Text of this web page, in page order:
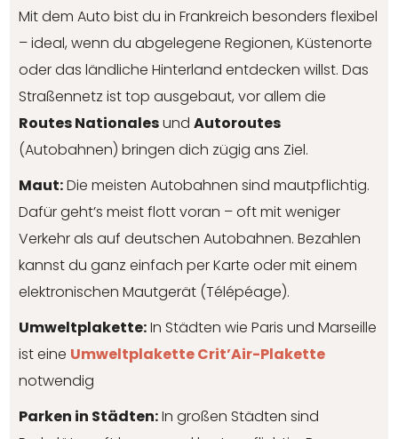
Mit dem Auto bist du in Frankreich besonders flexibel
– ideal, wenn du abgelegene Regionen, Küstenorte
oder das ländliche Hinterland entdecken willst. Das
Straßennetz ist top ausgebaut, vor allem die
Routes NationalesundAutoroutes
(Autobahnen) bringen dich zügig ans Ziel.
Maut:Die meisten Autobahnen sind mautpflichtig.
Dafür geht’s meist flott voran – oft mit weniger
Verkehr als auf deutschen Autobahnen. Bezahlen
kannst du ganz einfach per Karte oder mit einem
elektronischen Mautgerät (Télépéage).
Umweltplakette:In Städten wie Paris und Marseille
ist eine Umweltplakette Crit’Air-Plakette
notwendig
Parken in Städten:In großen Städten sind